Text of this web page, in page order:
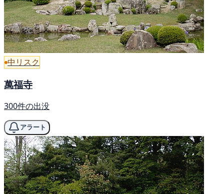
中リスク
萬福寺
300件の出没
アラート